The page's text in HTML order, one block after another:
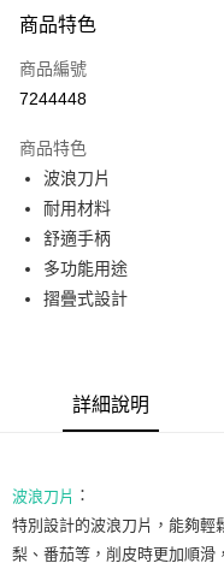
信用卡一次付款
超商取貨付款
Apple Pay
街口支付
悠遊付
Google Pay
運送方式
全家純取貨 (先付款
每筆NT$80，滿NT$999(
商品特色
商品編號
7244448
商品特色
波浪刀片
耐用材料
舒適手柄
多功能用途
摺疊式設計
詳細說明
波浪刀片 ：
特別設計的波浪刀片，能夠輕
梨、番茄等，削皮時更加順滑